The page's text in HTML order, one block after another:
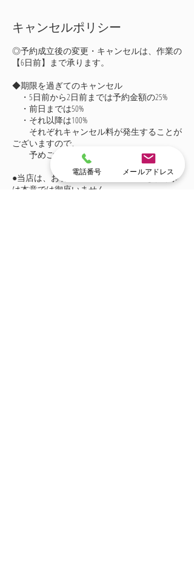
キャンセルポリシー
◎予約成立後の変更・キャンセルは、作業の
【6日前】まで承ります。
◆期限を過ぎてのキャンセル
・5日前から2日前までは予約金額の25%
・前日までは50%
・それ以降は100%
それぞれキャンセル料が発生することが
ございますので、
予めご了承ください。
●当店は、お客様からキャンセル料を頂く事
は本意では御座いません。
電話番号 メールアドレス